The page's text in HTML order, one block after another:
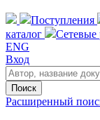
Поступления
каталог
Сетевые
ENG
Вход
Поиск
Расширенный